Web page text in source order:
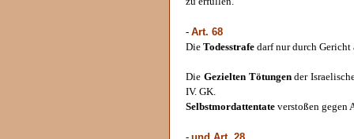
- Art. 68
Die Todesstrafe darf nur durch Gericht
Die Gezielten Tötungender
IV. GK.
Selbstmordattentate verstoßen gegen